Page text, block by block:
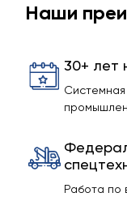
Наши
30+ лет
Работа по